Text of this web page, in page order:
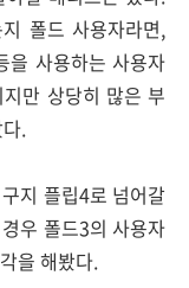
폴드 사용자라면,
을 사용하는 사용자
만 상당히 많은 부
.
지 플립4로 넘어갈
우 폴드3의 사용자
을 해봤다.